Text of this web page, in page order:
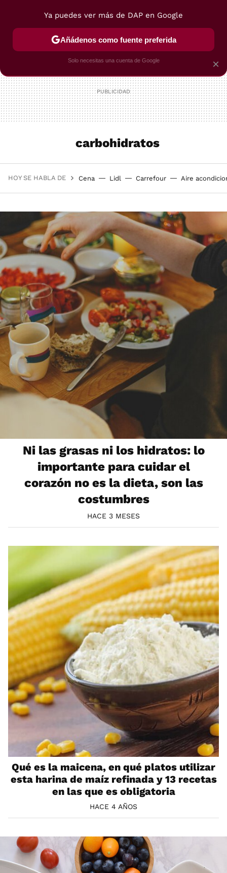
POSTRES VIAJES SELECCIÓN VEGUI
carbohidratos
HOY SE HABLA DE Cena Lidl Carrefour Aire
Ni las grasas ni los hidratos: lo
importante para cuidar el
corazón no es la dieta, son las
costumbres
HACE 3 MESES
Qué es la maicena, en qué platos utilizar
esta harina de maíz refinada y 13 recetas
en las que es obligatoria
HACE 4 AÑOS
×
Ya puedes ver más de DAP en Google
Añádenos como fuente preferida
Solo necesitas una cuenta de Google